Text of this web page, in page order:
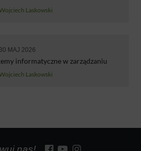
Laskowski
30 MAJ 2026
informatyczne w zarządzaniu
Laskowski